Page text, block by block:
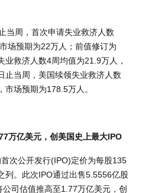
当周，首次申请失业救济人数
场预期为22万人；前值修订为
救济人数4周均值为21.9万人，
止当周，美国续领失业救济人数
场预期为178.5万人。
万亿美元，创美国史上最大IPO
次公开发行(IPO)定价为每股135
列。此次IPO通过出售5.5556亿股
司估值推高至1.77万亿美元，创